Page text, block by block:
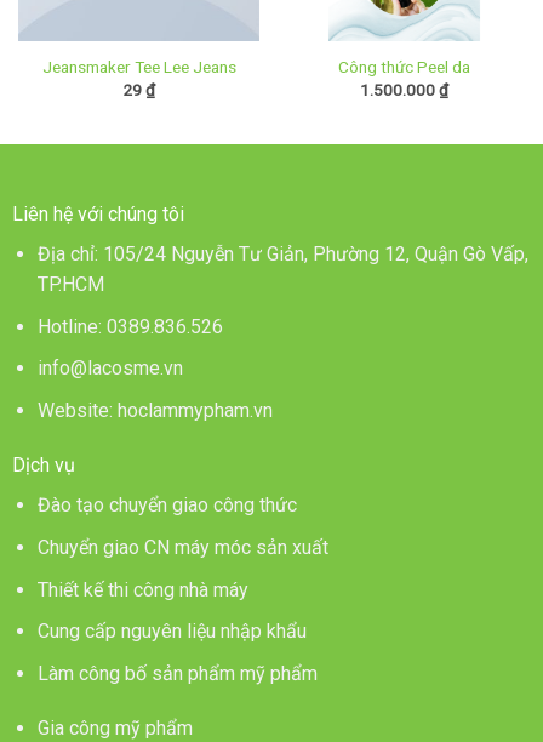
Jeansmaker Tee Lee Jeans
29₫
Công thức Peel da
1.500.000₫
Liên hệ với chúng tôi
Địa chỉ: 105/24 Nguyễn Tư Giản, Phường 12, Quận Gò Vấp,
TP.HCM
Hotline: 0389.836.526
info@lacosme.vn
Website: hoclammypham.vn
Dịch vụ
Đào tạo chuyển giao công thức
Chuyển giao CN máy móc sản xuất
Thiết kế thi công nhà máy
Cung cấp nguyên liệu nhập khẩu
Làm công bố sản phẩm mỹ phẩm
Gia công mỹ phẩm